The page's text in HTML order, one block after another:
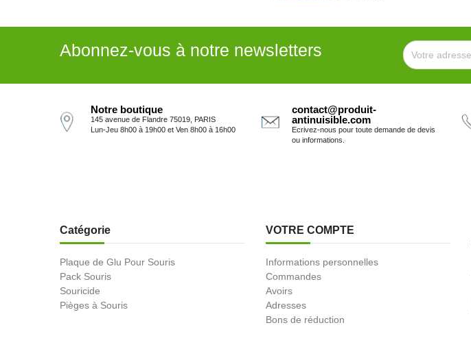
Abonnez-vous à notre newsletters
Notre boutique
145 avenue de Flandre 75019, PARIS
Lun-Jeu 8h00 à 19h00 et Ven 8h00 à 16h00
contact@produit-
antinuisible.com
Ecrivez-nous pour toute demande de devis
ou informations.
Catégorie
Plaque de Glu Pour Souris
Pack Souris
Souricide
Pièges à Souris
VOTRE COMPTE
Informations personnelles
Commandes
Avoirs
Adresses
Bons de réduction